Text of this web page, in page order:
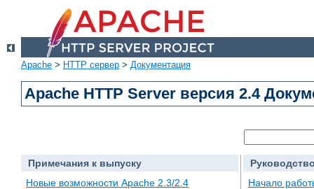
Apache > HTTP сервер > Документация
Apache HTTP Server версия 2.4
Примечания к выпуску
Новые возможности Apache 2.3/2.4
Начало